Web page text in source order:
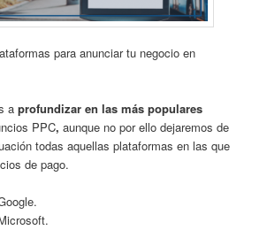
para anunciar tu negocio en
aprofundizar en las más populares
PPC, aunque no por ello dejaremos de
todas aquellas plataformas en las que
de pago.